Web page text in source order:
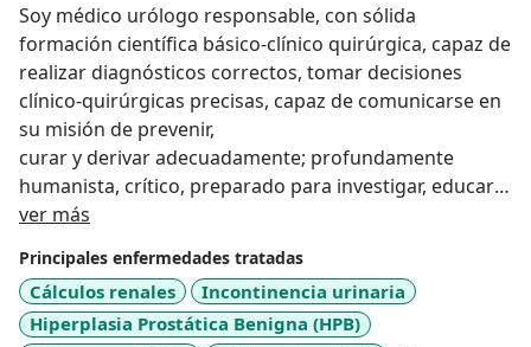
Soy médico urólogo responsable, con sólida
formación científica básico-clínico quirúrgica, capaz de
realizar diagnósticos correctos, tomar decisiones
clínico-quirúrgicas precisas, capaz de comunicarse en
su misión de prevenir,
curar y derivar adecuadamente; profundamente
humanista, crítico, preparado para investigar, educar y
educarse, dispuesto siempre a aprender,
ver más
Principales enfermedades tratadas
Cálculos renales
Incontinencia urinaria
Hiperplasia Prostática Benigna (HPB)